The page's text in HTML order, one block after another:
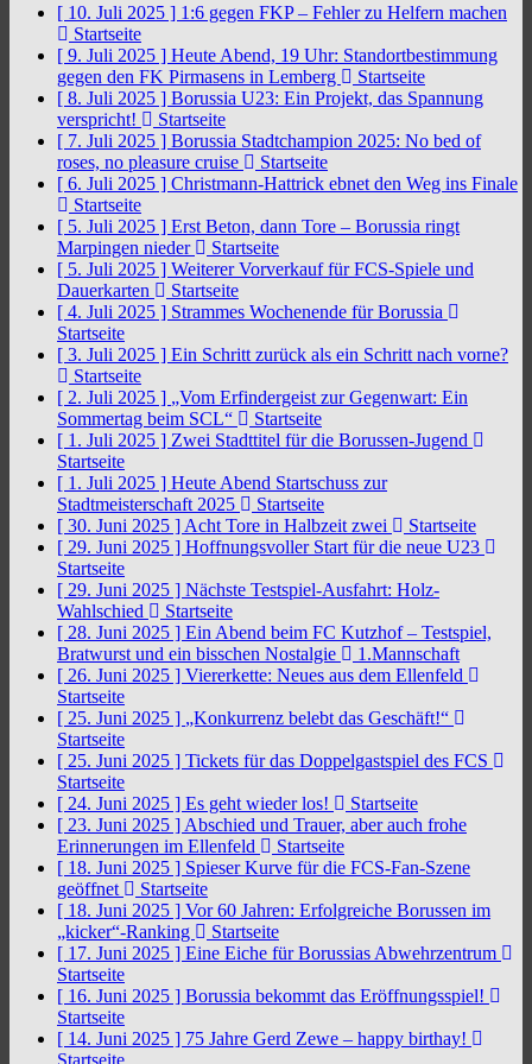
[ 10. Juli 2025 ] 1:6 gegen FKP – Fehler zu Helfern machen
Startseite
[ 9. Juli 2025 ] Heute Abend, 19 Uhr: Standortbestimmung
gegen den FK Pirmasens in Lemberg
Startseite
[ 8. Juli 2025 ] Borussia U23: Ein Projekt, das Spannung
verspricht!
Startseite
[ 7. Juli 2025 ] Borussia Stadtchampion 2025: No bed of
roses, no pleasure cruise
Startseite
[ 6. Juli 2025 ] Christmann-Hattrick ebnet den Weg ins Finale
Startseite
[ 5. Juli 2025 ] Erst Beton, dann Tore – Borussia ringt
Marpingen nieder
Startseite
[ 5. Juli 2025 ] Weiterer Vorverkauf für FCS-Spiele und
Dauerkarten
Startseite
[ 4. Juli 2025 ] Strammes Wochenende für Borussia
Startseite
[ 3. Juli 2025 ] Ein Schritt zurück als ein Schritt nach vorne?
Startseite
[ 2. Juli 2025 ] „Vom Erfindergeist zur Gegenwart: Ein
Sommertag beim SCL“
Startseite
[ 1. Juli 2025 ] Zwei Stadttitel für die Borussen-Jugend
Startseite
[ 1. Juli 2025 ] Heute Abend Startschuss zur
Stadtmeisterschaft 2025
Startseite
[ 30. Juni 2025 ] Acht Tore in Halbzeit zwei
Startseite
[ 29. Juni 2025 ] Hoffnungsvoller Start für die neue U23
Startseite
[ 29. Juni 2025 ] Nächste Testspiel-Ausfahrt: Holz-
Wahlschied
Startseite
[ 28. Juni 2025 ] Ein Abend beim FC Kutzhof – Testspiel,
Bratwurst und ein bisschen Nostalgie
1.Mannschaft
[ 26. Juni 2025 ] Viererkette: Neues aus dem Ellenfeld
Startseite
[ 25. Juni 2025 ] „Konkurrenz belebt das Geschäft!“
Startseite
[ 25. Juni 2025 ] Tickets für das Doppelgastspiel des FCS
Startseite
[ 24. Juni 2025 ] Es geht wieder los!
Startseite
[ 23. Juni 2025 ] Abschied und Trauer, aber auch frohe
Erinnerungen im Ellenfeld
Startseite
[ 18. Juni 2025 ] Spieser Kurve für die FCS-Fan-Szene
geöffnet
Startseite
[ 18. Juni 2025 ] Vor 60 Jahren: Erfolgreiche Borussen im
„kicker“-Ranking
Startseite
[ 17. Juni 2025 ] Eine Eiche für Borussias Abwehrzentrum
Startseite
[ 16. Juni 2025 ] Borussia bekommt das Eröffnungsspiel!
Startseite
[ 14. Juni 2025 ] 75 Jahre Gerd Zewe – happy birthay!
Startseite